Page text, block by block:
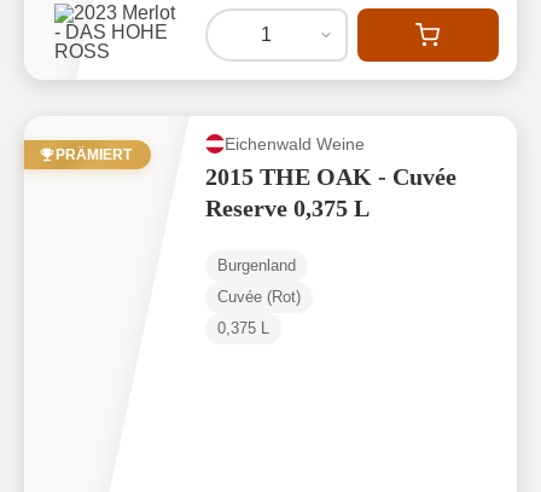
1
PRÄMIERT
Eichenwald Weine
2015 THE OAK - Cuvée
Reserve 0,375 L
Burgenland
Cuvée (Rot)
0,375 L